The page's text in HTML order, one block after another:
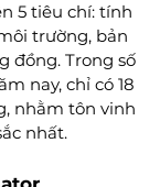
5 tiêu chí: tính
trường, bản
đồng. Trong số
nay, chỉ có 18
nhằm tôn vinh
nhất.